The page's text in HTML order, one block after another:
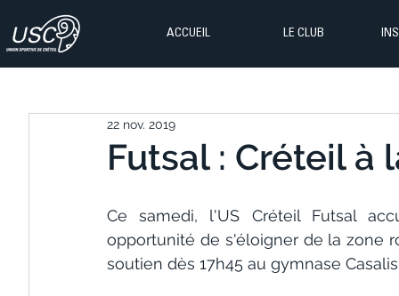
ACCUEIL LE CLUB
Futsal : Créteil à
22 nov. 2019
Ce samedi, l'US Créteil Futsal
opportunité de s'éloigner de la zone
soutien dès 17h45 au gymnase